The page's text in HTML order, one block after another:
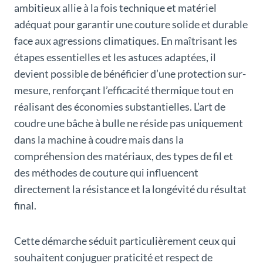
ambitieux allie à la fois technique et matériel
adéquat pour garantir une couture solide et durable
face aux agressions climatiques. En maîtrisant les
étapes essentielles et les astuces adaptées, il
devient possible de bénéficier d’une protection sur-
mesure, renforçant l’efficacité thermique tout en
réalisant des économies substantielles. L’art de
coudre une bâche à bulle ne réside pas uniquement
dans la machine à coudre mais dans la
compréhension des matériaux, des types de fil et
des méthodes de couture qui influencent
directement la résistance et la longévité du résultat
final.
Cette démarche séduit particulièrement ceux qui
souhaitent conjuguer praticité et respect de